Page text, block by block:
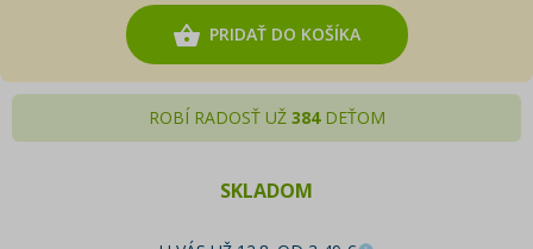
PRIDAŤ DO KOŠÍKA
ROBÍ RADOSŤ UŽ 384DEŤOM
SKLADOM